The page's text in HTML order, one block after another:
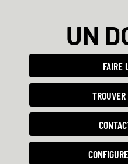
UN
FAIRE